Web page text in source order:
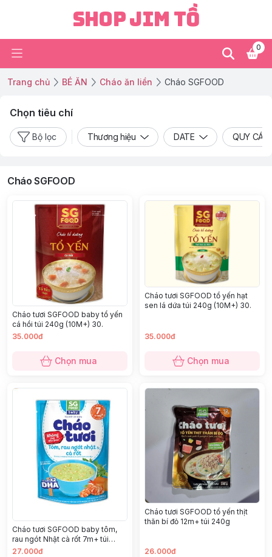
Shop Jim Tồ
0
Trang chủ BÉ ĂN Cháo ăn liền Cháo SGFOOD
Chọn tiêu chí
Bộ lọc Thương hiệu DATE QUY
Cháo SGFOOD
Cháo tươi SGFOOD baby tổ yến
cá hồi túi 240g (10M+) 30.
35.000đ
Chọn mua
Cháo tươi SGFOOD tổ yến hạt
sen lá dứa túi 240g (10M+) 30.
35.000đ
Chọn mua
Cháo tươi SGFOOD baby tôm,
rau ngót Nhật cà rốt 7m+ túi
240g 30.
27.000đ
Cháo tươi SGFOOD tổ yến thịt
thăn bí đỏ 12m+ túi 240g
26.000đ